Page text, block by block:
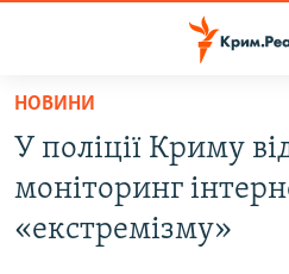
Перейти
основного
матеріалу
до
ВОДА.КРИМ
ВІДЕО ТА ФОТО
НОВИНИ
У поліції Криму
моніторинг
«екстремізму»